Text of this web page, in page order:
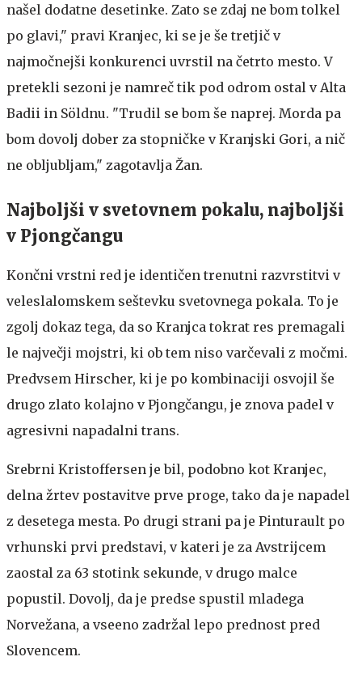
našel dodatne desetinke. Zato se zdaj ne bom tolkel
po glavi," pravi Kranjec, ki se je še tretjič v
najmočnejši konkurenci uvrstil na četrto mesto. V
pretekli sezoni je namreč tik pod odrom ostal v Alta
Badii in Söldnu. "Trudil se bom še naprej. Morda pa
bom dovolj dober za stopničke v Kranjski Gori, a nič
ne obljubljam," zagotavlja Žan.
Najboljši v svetovnem pokalu, najboljši
v Pjongčangu
Končni vrstni red je identičen trenutni razvrstitvi v
veleslalomskem seštevku svetovnega pokala. To je
zgolj dokaz tega, da so Kranjca tokrat res premagali
le največji mojstri, ki ob tem niso varčevali z močmi.
Predvsem Hirscher, ki je po kombinaciji osvojil še
drugo zlato kolajno v Pjongčangu, je znova padel v
agresivni napadalni trans.
Srebrni Kristoffersen je bil, podobno kot Kranjec,
delna žrtev postavitve prve proge, tako da je napadel
z desetega mesta. Po drugi strani pa je Pinturault po
vrhunski prvi predstavi, v kateri je za Avstrijcem
zaostal za 63 stotink sekunde, v drugo malce
popustil. Dovolj, da je predse spustil mladega
Norvežana, a vseeno zadržal lepo prednost pred
Slovencem.